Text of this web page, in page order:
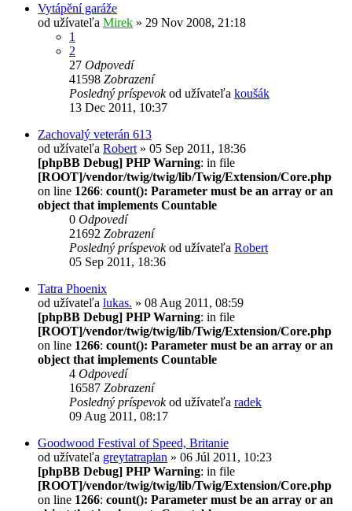
Vytápění garáže
od užívateľa Mirek » 29 Nov 2008, 21:18
1
2
27 Odpovedí
41598 Zobrazení
Posledný príspevokod užívateľa koušák
13 Dec 2011, 10:37
Zachovalý veterán 613
od užívateľa Robert » 05 Sep 2011, 18:36
[phpBB Debug] PHP Warning: in file
[ROOT]/vendor/twig/twig/lib/Twig/Extension/Core.php
on line 1266: count(): Parameter must be an array or an
object that implements Countable
0 Odpovedí
21692 Zobrazení
Posledný príspevokod užívateľa Robert
05 Sep 2011, 18:36
Tatra Phoenix
od užívateľa lukas. » 08 Aug 2011, 08:59
[phpBB Debug] PHP Warning: in file
[ROOT]/vendor/twig/twig/lib/Twig/Extension/Core.php
on line 1266: count(): Parameter must be an array or an
object that implements Countable
4 Odpovedí
16587 Zobrazení
Posledný príspevokod užívateľa radek
09 Aug 2011, 08:17
Goodwood Festival of Speed, Britanie
od užívateľa greytatraplan » 06 Júl 2011, 10:23
[phpBB Debug] PHP Warning: in file
[ROOT]/vendor/twig/twig/lib/Twig/Extension/Core.php
on line 1266: count(): Parameter must be an array or an